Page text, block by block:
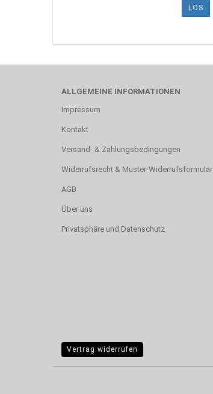
LOS
ALLGEMEINE INFORMATIONEN
Impressum
Kontakt
Versand- & Zahlungsbedingungen
Widerrufsrecht & Muster-Widerrufsformular
AGB
Über uns
Privatsphäre und Datenschutz
Vertrag widerrufen